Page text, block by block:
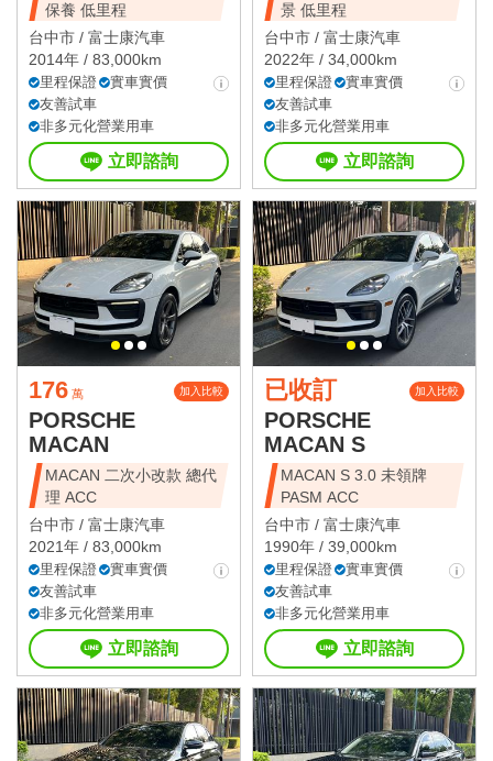
保養 低里程
台中市 / 富士康汽車
2014年 / 83,000km
里程保證
實車實價
友善試車
非多元化營業用車
立即諮詢
景 低里程
台中市 / 富士康汽車
2022年 / 34,000km
里程保證
實車實價
友善試車
非多元化營業用車
立即諮詢
176 萬 加入比較
PORSCHE
MACAN
MACAN 二次小改款 總代
理 ACC
台中市 / 富士康汽車
2021年 / 83,000km
里程保證
實車實價
友善試車
非多元化營業用車
立即諮詢
已收訂 加入比較
PORSCHE
MACAN S
MACAN S 3.0 未領牌
PASM ACC
台中市 / 富士康汽車
1990年 / 39,000km
里程保證
實車實價
友善試車
非多元化營業用車
立即諮詢